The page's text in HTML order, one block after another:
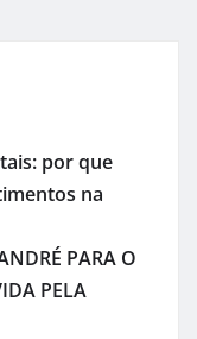
por que
na
PARA O
PELA